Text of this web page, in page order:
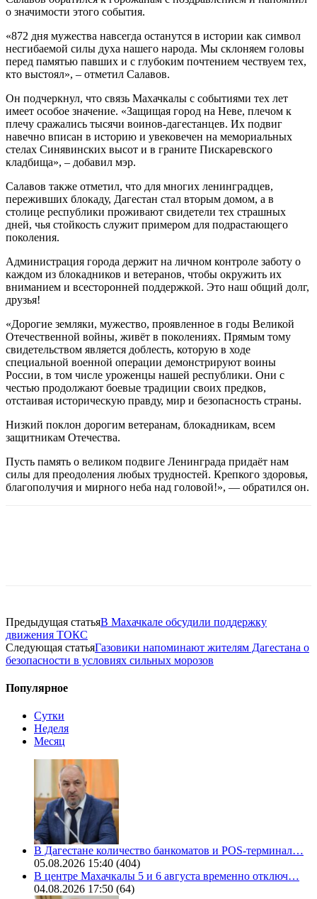
о значимости этого события.
«872 дня мужества навсегда останутся в истории как символ
несгибаемой силы духа нашего народа. Мы склоняем головы
перед памятью павших и с глубоким почтением чествуем тех,
кто выстоял», – отметил Салавов.
Он подчеркнул, что связь Махачкалы с событиями тех лет
имеет особое значение. «Защищая город на Неве, плечом к
плечу сражались тысячи воинов-дагестанцев. Их подвиг
навечно вписан в историю и увековечен на мемориальных
стелах Синявинских высот и в граните Пискаревского
кладбища», – добавил мэр.
Салавов также отметил, что для многих ленинградцев,
переживших блокаду, Дагестан стал вторым домом, а в
столице республики проживают свидетели тех страшных
дней, чья стойкость служит примером для подрастающего
поколения.
Администрация города держит на личном контроле заботу о
каждом из блокадников и ветеранов, чтобы окружить их
вниманием и всесторонней поддержкой. Это наш общий долг,
друзья!
«Дорогие земляки, мужество, проявленное в годы Великой
Отечественной войны, живёт в поколениях. Прямым тому
свидетельством является доблесть, которую в ходе
специальной военной операции демонстрируют воины
России, в том числе уроженцы нашей республики. Они с
честью продолжают боевые традиции своих предков,
отстаивая историческую правду, мир и безопасность страны.
Низкий поклон дорогим ветеранам, блокадникам, всем
защитникам Отечества.
Пусть память о великом подвиге Ленинграда придаёт нам
силы для преодоления любых трудностей. Крепкого здоровья,
благополучия и мирного неба над головой!», — обратился он.
Предыдущая статьяВ Махачкале обсудили поддержку
движения ТОКС
Следующая статьяГазовики напоминают жителям Дагестана о
безопасности в условиях сильных морозов
Популярное
Сутки
Неделя
Месяц
В Дагестане количество банкоматов и POS-терминал…
05.08.2026 15:40 (404)
В центре Махачкалы 5 и 6 августа временно отключ…
04.08.2026 17:50 (64)